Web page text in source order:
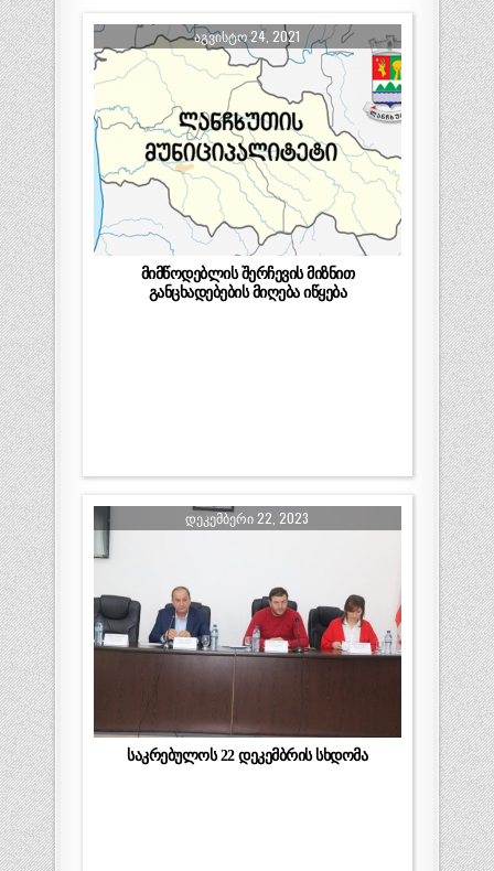
ᲐᲒᲕᲘᲡᲢᲝ 24, 2021
მიმწოდებლის შერჩევის მიზნით
განცხადებების მიღება იწყება
ᲓᲔᲙᲔᲛᲑᲔᲠᲘ 22, 2023
საკრებულოს 22 დეკემბრის სხდომა